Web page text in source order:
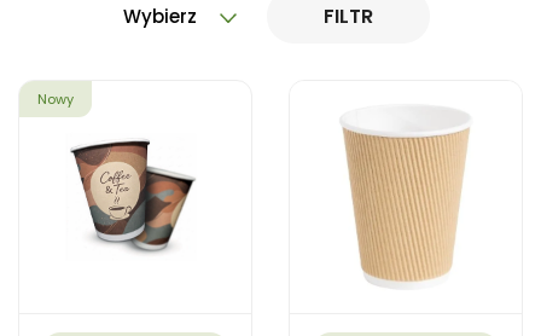
Wybierz FILTR
Nowy